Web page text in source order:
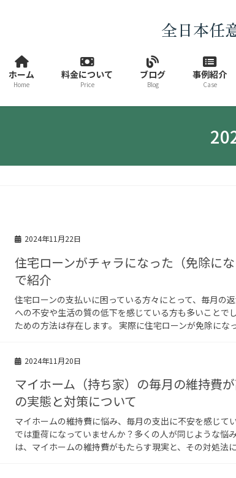
全日本任
ホーム
Home
料金について
Price
ブログ
Blog
事例紹介
Case
2024年11月22日
住宅ローンがチャラになった（免除に
で紹介
住宅ローンの支払いに困っている方々にとって、毎月の
への不安や生活の質の低下を感じている方も多いことで
ための方法は存在します。 実際に住宅ローンが免除に
2024年11月20日
マイホーム（持ち家）の毎月の維持費
の実態と対策について
マイホームの維持費に悩み、毎月の支出に不安を感じて
では重荷になっていませんか？多くの人が同じような悩
は、マイホームの維持費がもたらす現実と、その対処法